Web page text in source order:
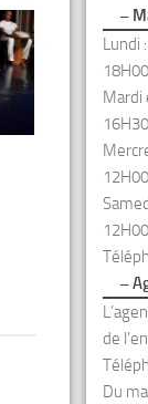
–
Lundi
18H00
Mardi
12H00
–
de
Du